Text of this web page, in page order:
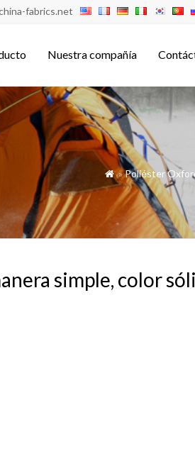
fabrics.net
Nuestra compañía
 »Poliéster
simple, color